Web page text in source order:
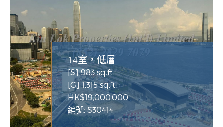
14室，低層
[S] 983 sq.ft.
[G] 1,315 sq.ft.
HK$19,000,000
編號: S30414